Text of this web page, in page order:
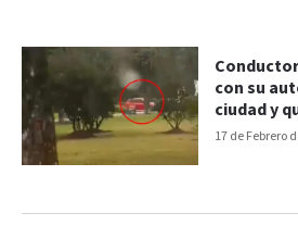
17 de Febrero
con su
ciudad y
video: las